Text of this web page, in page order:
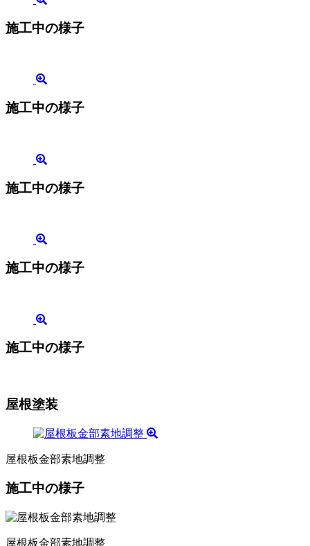
施工中の様子
施工中の様子
施工中の様子
施工中の様子
施工中の様子
屋根塗装
屋根板金部素地調整
施工中の様子
屋根板金部素地調整